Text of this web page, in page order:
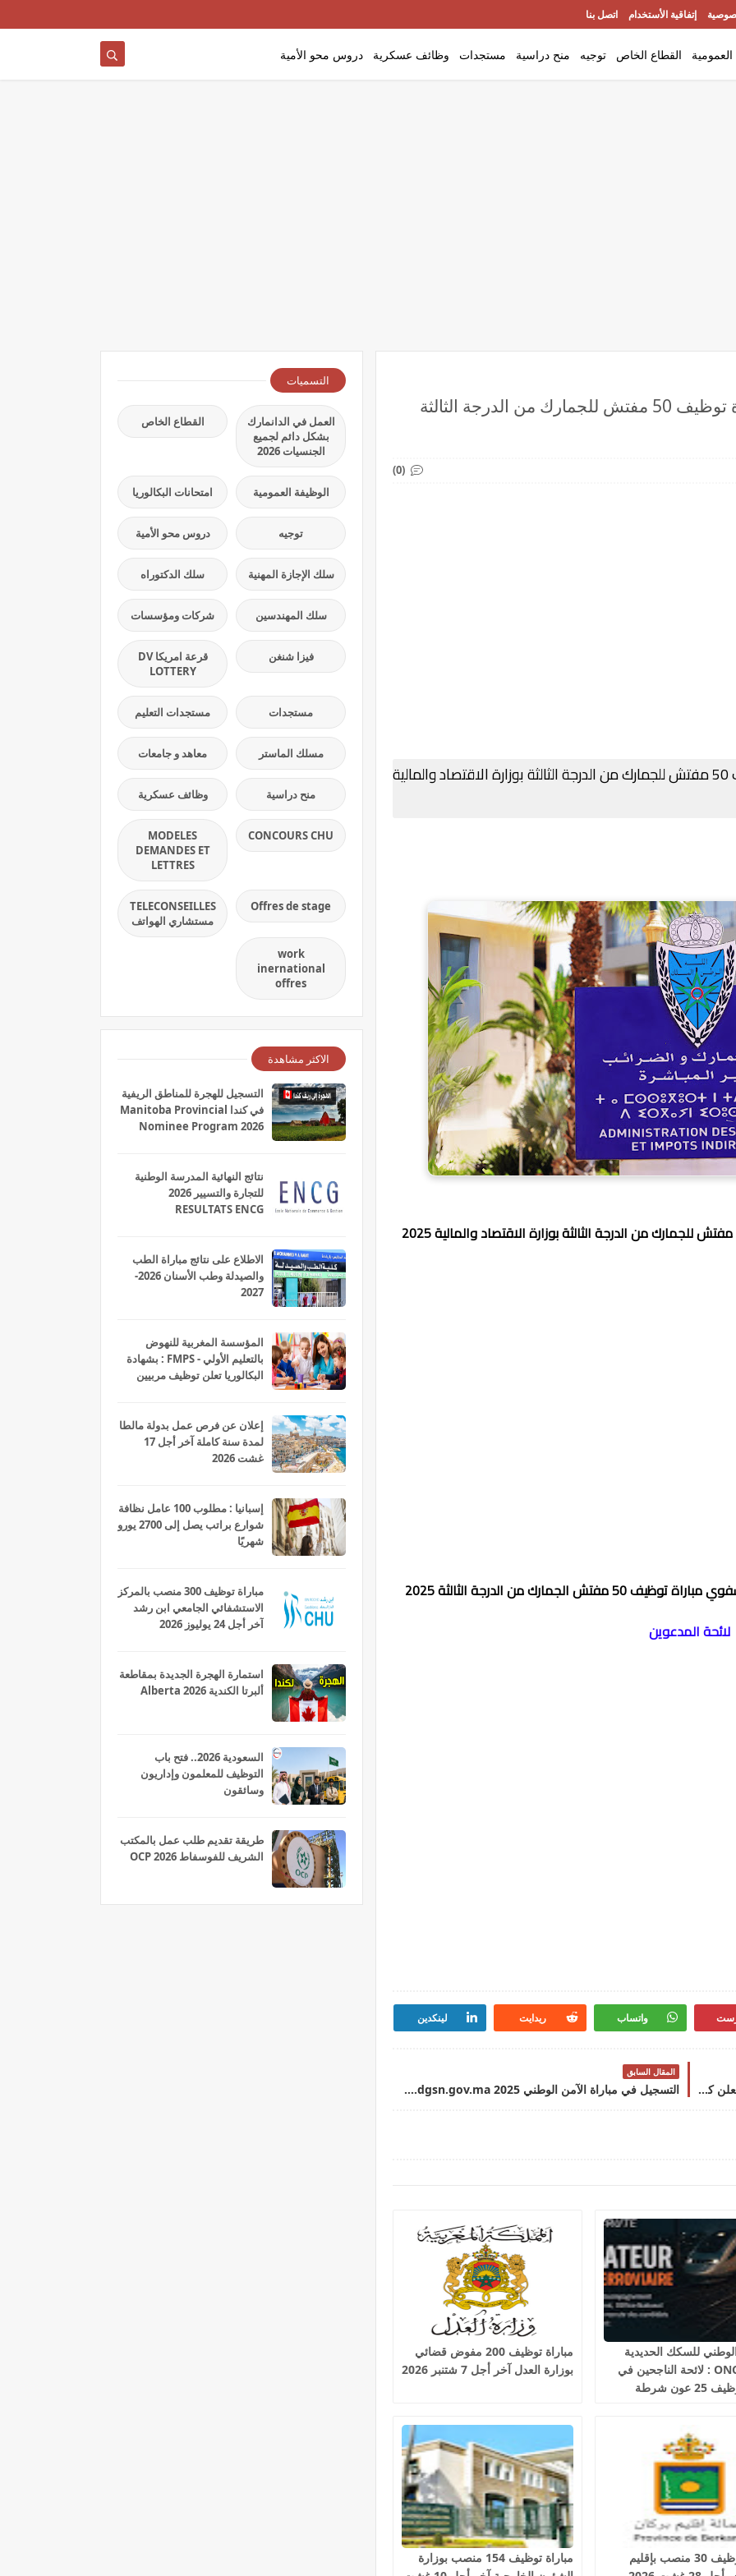
إتفاقية الأستخدام اتصل بنا
القطاع الخاص توجيه منح دراسية مستجدات وظائف عسكرية دروس محو الأمية
لائحة المدعوين لإجراء شفوي مباراة توظيف 50 مفتش للجمارك من الدرجة الثالثة
(0)
لائحة المدعوين لإجراء شفوي مباراة توظيف 50 مفتش للجمارك من الدرجة الثالثة بوزارة الاقتصاد والمالية
من الدرجة الثالثة 2025
لائحة المدعوين
واتساب ريدايت لينكدين
المختبر العمومي للتجارب والدراسات LPEE 2025 يعلن كونكور توظيف في بعض التخصصات آخر أجل 29 شتنبر 2025
المقال السابق
التسجيل في مباراة الآمن الوطني 2025 concours.dgsn.gov.ma
للسكك الحديدية
2026 ONCF : لائحة الناجحين في
مباراة توظيف 25 عون شرطة
مباراة توظيف 200 مفوض قضائي
بوزارة العدل آخر أجل 7 شتنبر 2026
مباراة توظيف 30 منصب بإقليم
مباراة توظيف 154 منصب بوزارة
التسميات
العمل في الدانمارك
بشكل دائم لجميع
الجنسيات 2026
القطاع الخاص
الوظيفة العمومية امتحانات البكالوريا
توجيه دروس محو الأمية
سلك الإجازة المهنية سلك الدكتوراه
سلك المهندسين شركات ومؤسسات
فيزا شنغن
قرعة امريكا DV
LOTTERY
مستجدات مستجدات التعليم
مسلك الماستر معاهد و جامعات
منح دراسية وظائف عسكرية
CONCOURS CHU
MODELES
DEMANDES ET
LETTRES
Offres de stage
TELECONSEILLES
مستشاري الهواتف
work
inernational
offres
الاكثر مشاهدة
التسجيل للهجرة للمناطق الريفية
في كندا Manitoba Provincial
Nominee Program 2026
نتائج النهائية المدرسة الوطنية
للتجارة والتسيير 2026
RESULTATS ENCG
الاطلاع على نتائج مباراة الطب
والصيدلة وطب الأسنان 2026-
2027
المؤسسة المغربية للنهوض
بالتعليم الأولي - FMPS : بشهادة
البكالوريا تعلن توظيف مربيين
إعلان عن فرص عمل بدولة مالطا
لمدة سنة كاملة آخر أجل 17
غشت 2026
إسبانيا : مطلوب 100 عامل نظافة
شوارع براتب يصل إلى 2700 يورو
شهريًا
مباراة توظيف 300 منصب بالمركز
الاستشفائي الجامعي ابن رشد
آخر أجل 24 يوليوز 2026
استمارة الهجرة الجديدة بمقاطعة
ألبرتا الكندية Alberta 2026
السعودية 2026.. فتح باب
التوظيف للمعلمون وإداريون
وسائقون
طريقة تقديم طلب عمل بالمكتب
الشريف للفوسفاط OCP 2026